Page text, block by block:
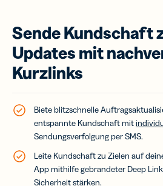
Sende Kundschaft
Updates mit
Kurzlinks
Biete blitzschnelle
entspannte Kundschaft mit
Sendungsverfolgung per SMS.
Leite Kundschaft zu Zielen auf
App mithilfe gebrandeter Deep
Sicherheit stärken.